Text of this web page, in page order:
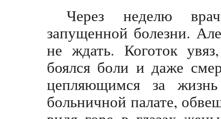
Через неделю
запущенной болезни.
не ждать. Коготок
боялся боли и даже
цепляющимся за
больничной палате,